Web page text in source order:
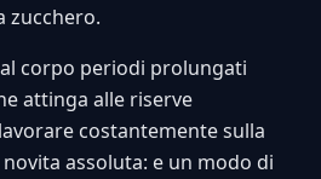
zucchero.
corpo periodi prolungati
attinga alle riserve
costantemente sulla
assoluta: e un modo di